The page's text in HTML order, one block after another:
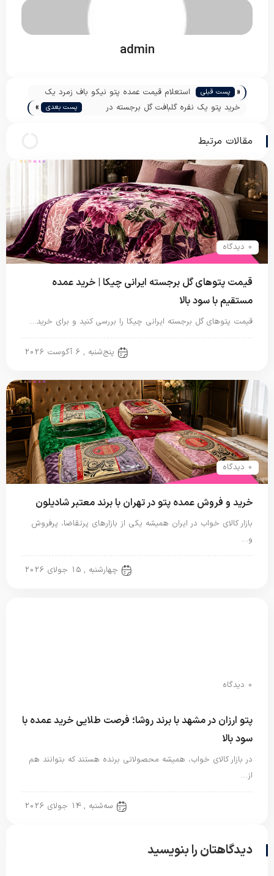
admin
« پست قبلی
استعلام قیمت عمده پتو نیکو باف زمرد یک
نفره
خرید پتو یک نفره گلبافت گل برجسته در
پست بعدی »
مقالات مرتبط
0 دیدگاه
قیمت پتوهای گل برجسته ایرانی چیکا | خرید عمده
مستقیم با سود بالا
قیمت پتوهای گل برجسته ایرانی چیکا را بررسی کنید و برای خرید…
پنج‌شنبه , 6 آگوست 2026
0 دیدگاه
خرید و فروش عمده پتو در تهران با برند معتبر شادیلون
بازار کالای خواب در ایران همیشه یکی از بازارهای پرتقاضا، پرفروش
و…
چهارشنبه , 15 جولای 2026
0 دیدگاه
پتو ارزان در مشهد با برند روشا؛ فرصت طلایی خرید عمده با
سود بالا
در بازار کالای خواب، همیشه محصولاتی برنده هستند که بتوانند هم
از…
سه‌شنبه , 14 جولای 2026
دیدگاهتان را بنویسید